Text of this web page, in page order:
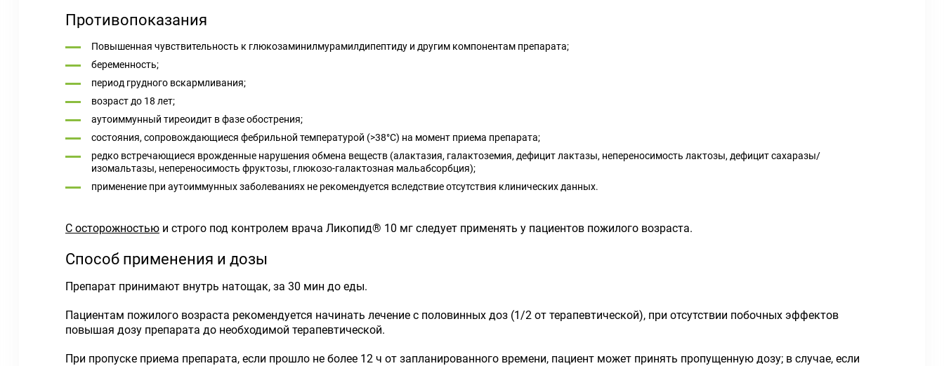
Противопоказания
Повышенная чувствительность к глюкозаминилмурамилдипептиду и другим компонентам препарата;
беременность;
период грудного вскармливания;
возраст до 18 лет;
аутоиммунный тиреоидит в фазе обострения;
состояния, сопровождающиеся фебрильной температурой (>38°С) на момент приема препарата;
редко встречающиеся врожденные нарушения обмена веществ (алактазия, галактоземия, дефицит лактазы, непереносимость лактозы, дефицит сахаразы/
изомальтазы, непереносимость фруктозы, глюкозо-галактозная мальабсорбция);
применение при аутоиммунных заболеваниях не рекомендуется вследствие отсутствия клинических данных.
С осторожностью и строго под контролем врача Ликопид® 10 мг следует применять у пациентов пожилого возраста.
Способ применения и дозы
Препарат принимают внутрь натощак, за 30 мин до еды.
Пациентам пожилого возраста рекомендуется начинать лечение с половинных доз (1/2 от терапевтической), при отсутствии побочных эффектов
повышая дозу препарата до необходимой терапевтической.
При пропуске приема препарата, если прошло не более 12 ч от запланированного времени, пациент может принять пропущенную дозу; в случае, если